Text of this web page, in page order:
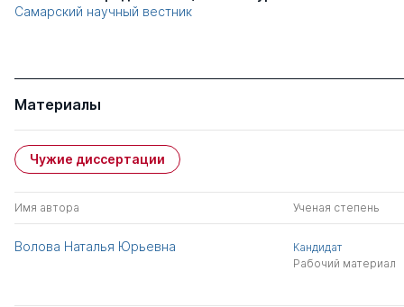
Самарский научный вестник
Материалы
Чужие диссертации
Имя автора Ученая степень
Волова Наталья Юрьевна
Кандидат
Рабочий материал